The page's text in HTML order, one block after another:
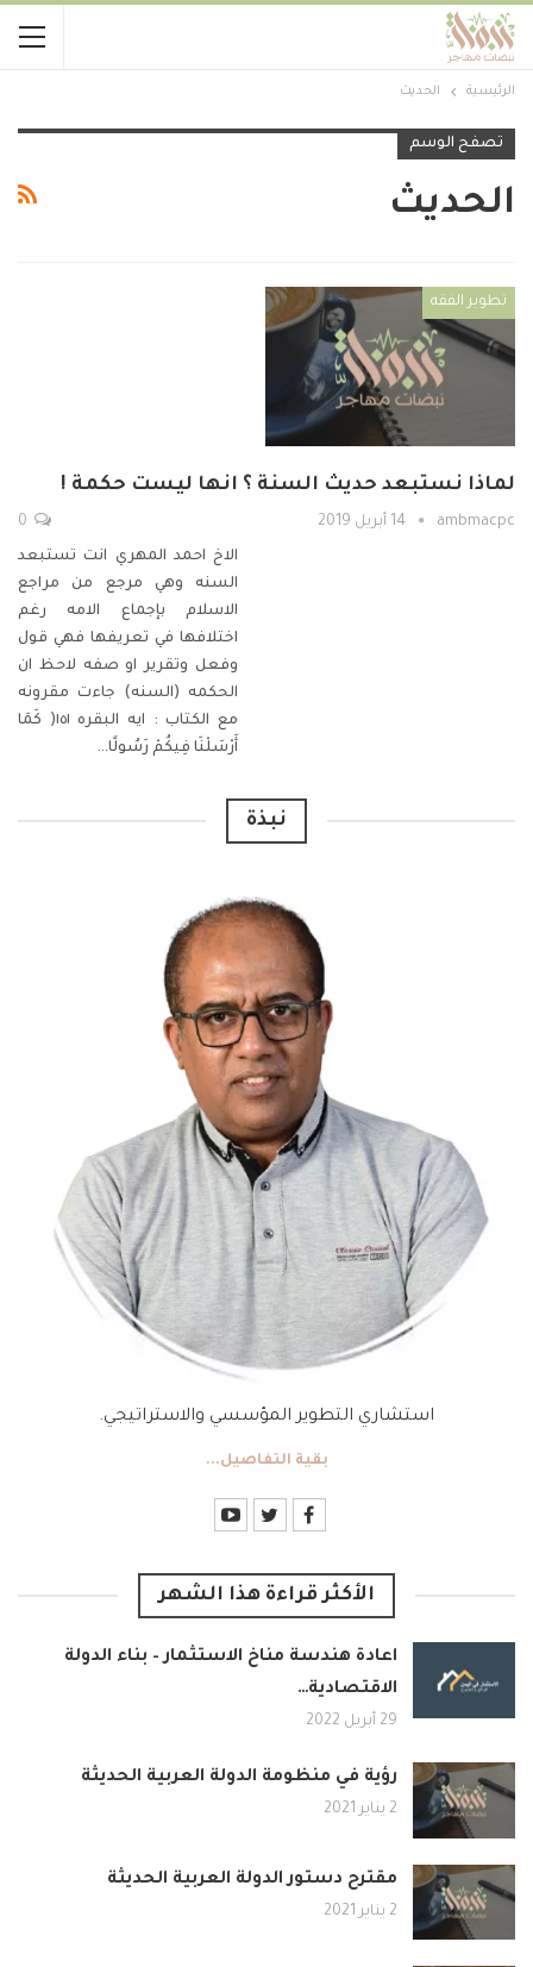
الرئيسية الحديث
تصفح الوسم
الحديث
تطوير الفقه
لماذا نستبعد حديث السنة ؟ انها ليست حكمة !
ambmacpc 14 أبريل 2019
الاخ احمد المهري انت تستبعد
السنه وهي مرجع من مراجع
الاسلام بإجماع الامه رغم
اختلافها في تعريفها ‏فهي قول
وفعل وتقرير او صفه لاحظ ان
الحكمه (السنه) جاءت مقرونه
مع الكتاب :
ايه البقره ١٥١( كَمَا
أَرْسَلْنَا فِيكُمْ رَسُولًا…
نبذة
استشاري التطوير المؤسسي والاستراتيجي.
بقية التفاصيل...
الأكثر قراءة هذا الشهر
اعادة هندسة مناخ الاستثمار – بناء الدولة
الاقتصادية…
29 أبريل 2022
رؤية في منظومة الدولة العربية الحديثة
2 يناير 2021
مقترح دستور الدولة العربية الحديثة
2 يناير 2021